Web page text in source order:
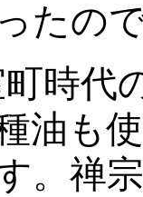
たの
時代
油も
。禅